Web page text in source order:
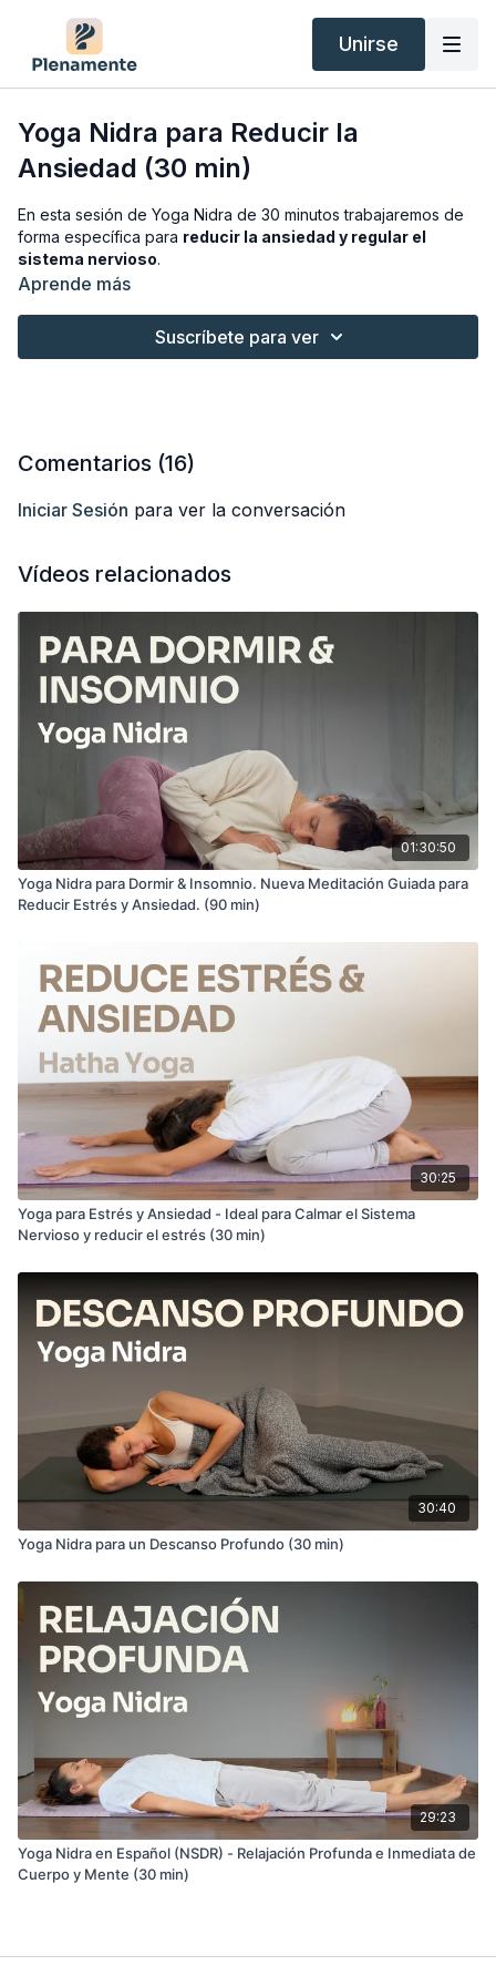
Unirse
Yoga Nidra para Reducir la
Ansiedad (30 min)
En esta sesión de Yoga Nidra de 30 minutos trabajaremos de
forma específica para reducir la ansiedad y regular el
sistema nervioso.
consciente, acompañando el proceso con una respiración
El objetivo es disminuir la activación
cuando lo necesites.
Espero que la disfrutes y te aporte calma.
Aprende más
Suscríbete para ver
Comentarios (16)
Iniciar Sesión para ver la conversación
Vídeos relacionados
01:30:50
Yoga Nidra para Dormir & Insomnio. Nueva Meditación Guiada para
Reducir Estrés y Ansiedad. (90 min)
30:25
Yoga para Estrés y Ansiedad - Ideal para Calmar el Sistema
Nervioso y reducir el estrés (30 min)
30:40
Yoga Nidra para un Descanso Profundo (30 min)
29:23
Yoga Nidra en Español (NSDR) - Relajación Profunda e Inmediata de
Cuerpo y Mente (30 min)